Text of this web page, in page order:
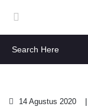
14 Agustus 2020